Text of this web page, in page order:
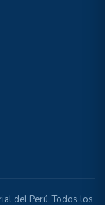
del Perú. Todos los